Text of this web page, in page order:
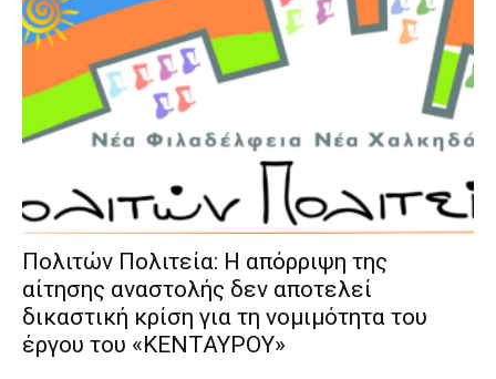
Πολιτών Πολιτεία: Η απόρριψη της
αίτησης αναστολής δεν αποτελεί
δικαστική κρίση για τη νομιμότητα του
έργου του «ΚΕΝΤΑΥΡΟΥ»